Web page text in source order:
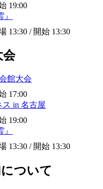
19:00
13:30 / 開始 13:30
会
館大会
17:00
in 名古屋
19:00
13:30 / 開始 13:30
ついて